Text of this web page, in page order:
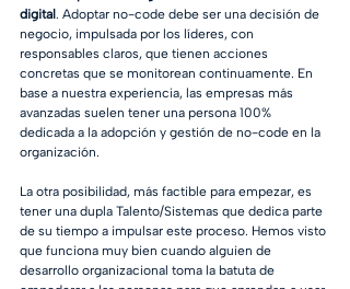
digital . Adoptar no-code debe ser una decisión de
negocio, impulsada por los líderes, con
responsables claros, que tienen acciones
concretas que se monitorean continuamente. En
base a nuestra experiencia, las empresas más
avanzadas suelen tener una persona 100%
dedicada a la adopción y gestión de no-code en la
organización.
La otra posibilidad, más factible para empezar, es
tener una dupla Talento/Sistemas que dedica parte
de su tiempo a impulsar este proceso. Hemos visto
que funciona muy bien cuando alguien de
desarrollo organizacional toma la batuta de